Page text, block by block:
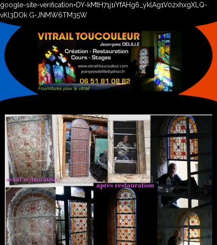
google-site-verification=DY-kMtH71j1iYfAHg6_yklAg1V02xhxgXLQ-
vKl3DOk G-JNMW6TM35W